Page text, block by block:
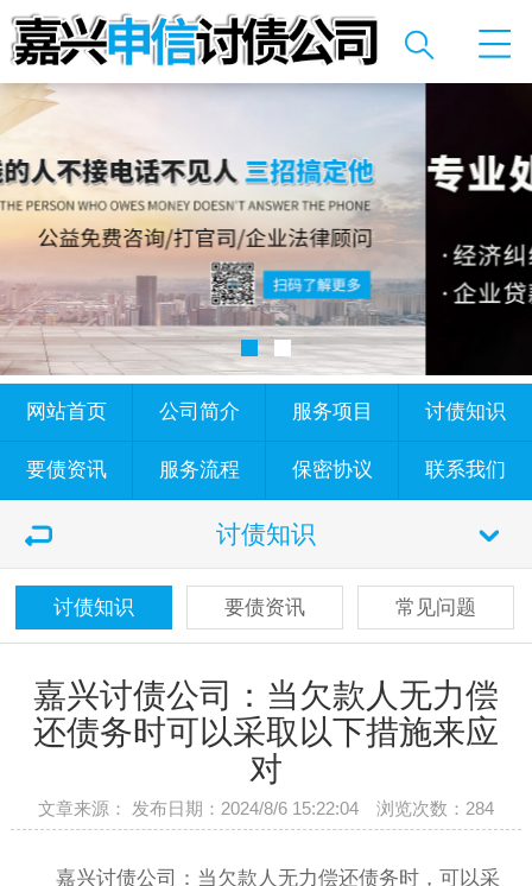
网站首页 公司简介 服务项目 讨债知识
要债资讯 服务流程 保密协议 联系我们
讨债知识
讨债知识 要债资讯 常见问题
嘉兴讨债公司：当欠款人无力偿
还债务时可以采取以下措施来应
对
文章来源： 发布日期：2024/8/6 15:22:04 浏览次数： 284
嘉兴讨债公司：当欠款人无力偿还债务时，可以采